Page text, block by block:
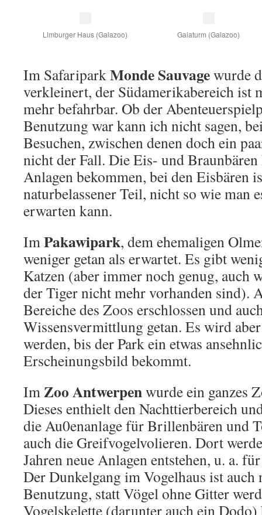
Limburger Haus (Gaiazoo) Gaiaturm (Gaiazoo)
Im SafariparkMonde Sauvagewurde
verkleinert, der Südamerikabereich ist
mehr befahrbar. Ob der
Benutzung war kann ich nicht sagen,
Besuchen, zwischen denen doch ein
nicht der Fall. Die Eis- und Braunbären
Anlagen bekommen, bei den Eisbären
naturbelassener Teil, nicht so wie man
erwarten kann.
ImPakawipark, dem ehemaligen
weniger getan als erwartet. Es gibt
Katzen (aber immer noch genug, auch
der Tiger nicht mehr vorhanden sind).
Bereiche des Zoos erschlossen und
Wissensvermittlung getan. Es wird
werden, bis der Park ein etwas
Erscheinungsbild bekommt.
ImZoo Antwerpenwurde ein ganzes
Dieses enthielt den Nachttierbereich
die Au0enanlage für Brillenbären und
auch die Greifvogelvolieren. Dort
Jahren neue Anlagen entstehen, u. a.
Der Dunkelgang im Vogelhaus ist
Benutzung, statt Vögel ohne Gitter
Vogelskelette (darunter auch ein